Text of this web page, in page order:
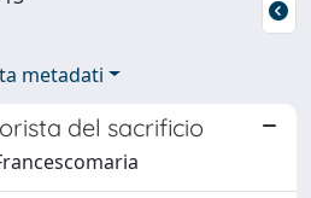
metadati
del sacrificio